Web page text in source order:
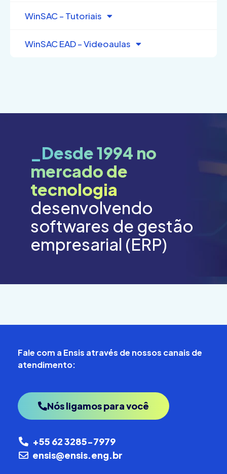
WinSAC – Tutoriais
WinSAC EAD – Videoaulas
_Desde 1994 no
mercado de
tecnologia
desenvolvendo
softwares de gestão
empresarial (ERP)
Fale com a Ensis através de nossos canais de
atendimento:
Nós ligamos para você
+55 62 3285-7979
ensis@ensis.eng.br